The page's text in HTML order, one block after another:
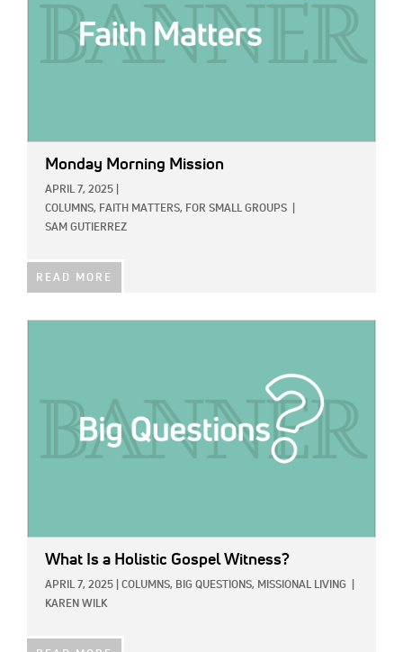
Monday Morning Mission
APRIL 7, 2025
COLUMNS, FAITH MATTERS, FOR SMALL GROUPS
SAM GUTIERREZ
READ MORE
What Is a Holistic Gospel Witness?
APRIL 7, 2025 COLUMNS, BIG QUESTIONS, MISSIONAL LIVING
KAREN WILK